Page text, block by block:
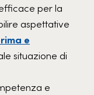
per la
aspettative
e
situazione di
e